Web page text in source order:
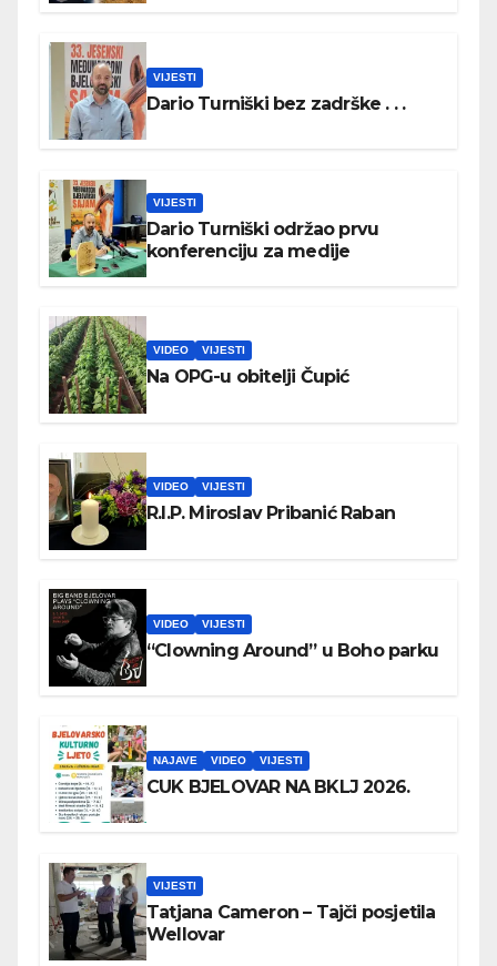
VIJESTI
Dario Turniški bez zadrške . . .
VIJESTI
Dario Turniški održao prvu
konferenciju za medije
VIDEO VIJESTI
Na OPG-u obitelji Čupić
VIDEO VIJESTI
R.I.P. Miroslav Pribanić Raban
VIDEO VIJESTI
“Clowning Around” u Boho parku
NAJAVE VIDEO VIJESTI
CUK BJELOVAR NA BKLJ 2026.
VIJESTI
Tatjana Cameron – Tajči posjetila
Wellovar